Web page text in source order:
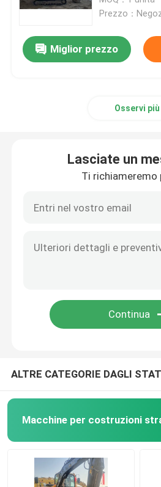
Escavatore utilizzato di Hitachi
Ritiratori usati
Miniescavatore
Camioni elevatori diesel usati
Caricatori usati
Prezzo：
Miglior prezzo
Osservi più
Lasciate un
Ti richiameremo
ALTRE CATEGORIE DAGLI
Macchine per costruzioni